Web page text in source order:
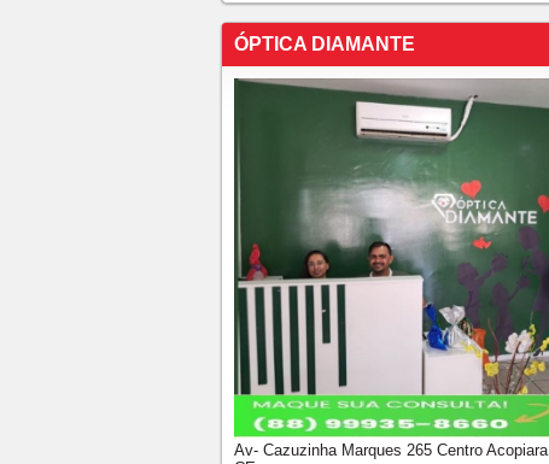
ÓPTICA DIAMANTE
Av- Cazuzinha Marques 265 Centro Acopiara